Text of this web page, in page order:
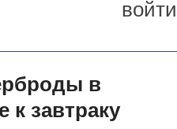
войти
в
завтраку